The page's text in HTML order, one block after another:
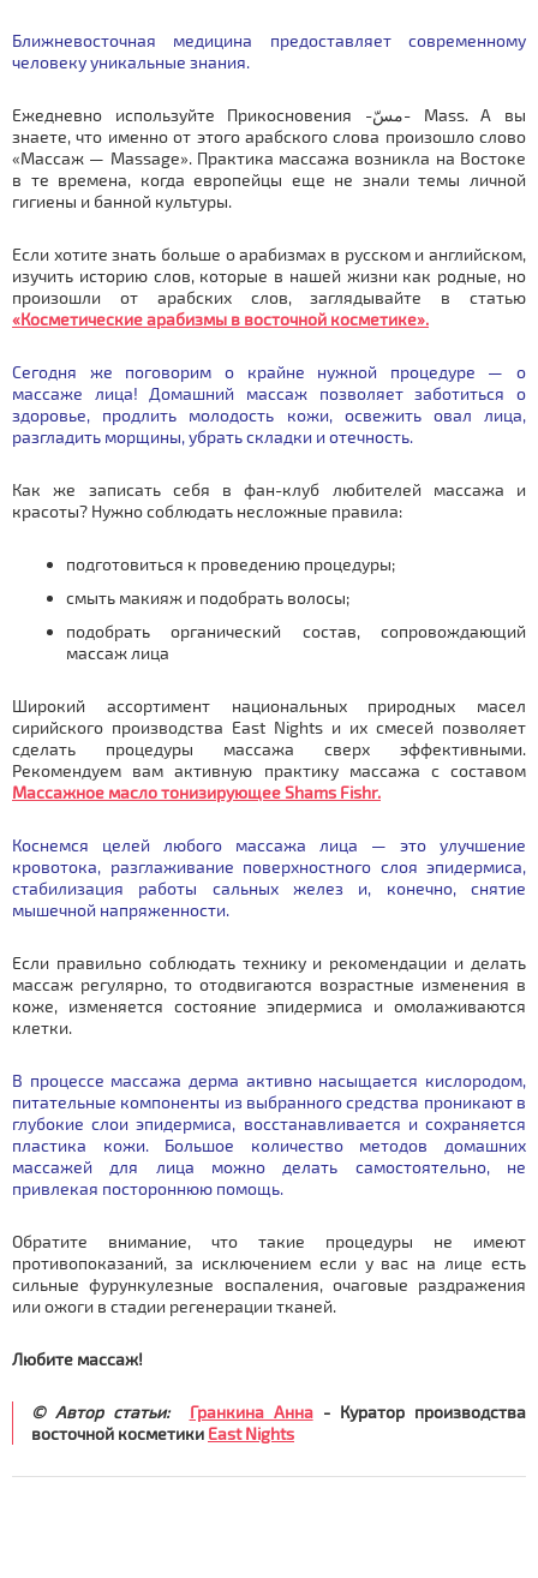
Ближневосточная медицина предоставляет современному
человеку уникальные знания.
Ежедневно используйте Прикосновения -مسّ- Mass. А вы
знаете, что именно от этого арабского слова произошло слово
«Массаж — Massage». Практика массажа возникла на Востоке
в те времена, когда европейцы еще не знали темы личной
гигиены и банной культуры.
Если хотите знать больше о арабизмах в русском и английском,
изучить историю слов, которые в нашей жизни как родные, но
произошли от арабских слов, заглядывайте в статью
«Косметические арабизмы в восточной косметике».
Сегодня же поговорим о крайне нужной процедуре — о
массаже лица! Домашний массаж позволяет заботиться о
здоровье, продлить молодость кожи, освежить овал лица,
разгладить морщины, убрать складки и отечность.
Как же записать себя в фан-клуб любителей массажа и
красоты? Нужно соблюдать несложные правила:
подготовиться к проведению процедуры;
смыть макияж и подобрать волосы;
подобрать органический состав, сопровождающий
массаж лица
Широкий ассортимент национальных природных масел
сирийского производства East Nights и их смесей позволяет
сделать процедуры массажа сверх эффективными.
Рекомендуем вам активную практику массажа с составом
Массажное масло тонизирующее Shams Fishr.
Коснемся целей любого массажа лица — это улучшение
кровотока, разглаживание поверхностного слоя эпидермиса,
стабилизация работы сальных желез и, конечно, снятие
мышечной напряженности.
Если правильно соблюдать технику и рекомендации и делать
массаж регулярно, то отодвигаются возрастные изменения в
коже, изменяется состояние эпидермиса и омолаживаются
клетки.
В процессе массажа дерма активно насыщается кислородом,
питательные компоненты из выбранного средства проникают в
глубокие слои эпидермиса, восстанавливается и сохраняется
пластика кожи. Большое количество методов домашних
массажей для лица можно делать самостоятельно, не
привлекая постороннюю помощь.
Обратите внимание, что такие процедуры не имеют
противопоказаний, за исключением если у вас на лице есть
сильные фурункулезные воспаления, очаговые раздражения
или ожоги в стадии регенерации тканей.
Любите массаж!
© Автор статьи: Гранкина Анна - Куратор производства
восточной косметики East Nights